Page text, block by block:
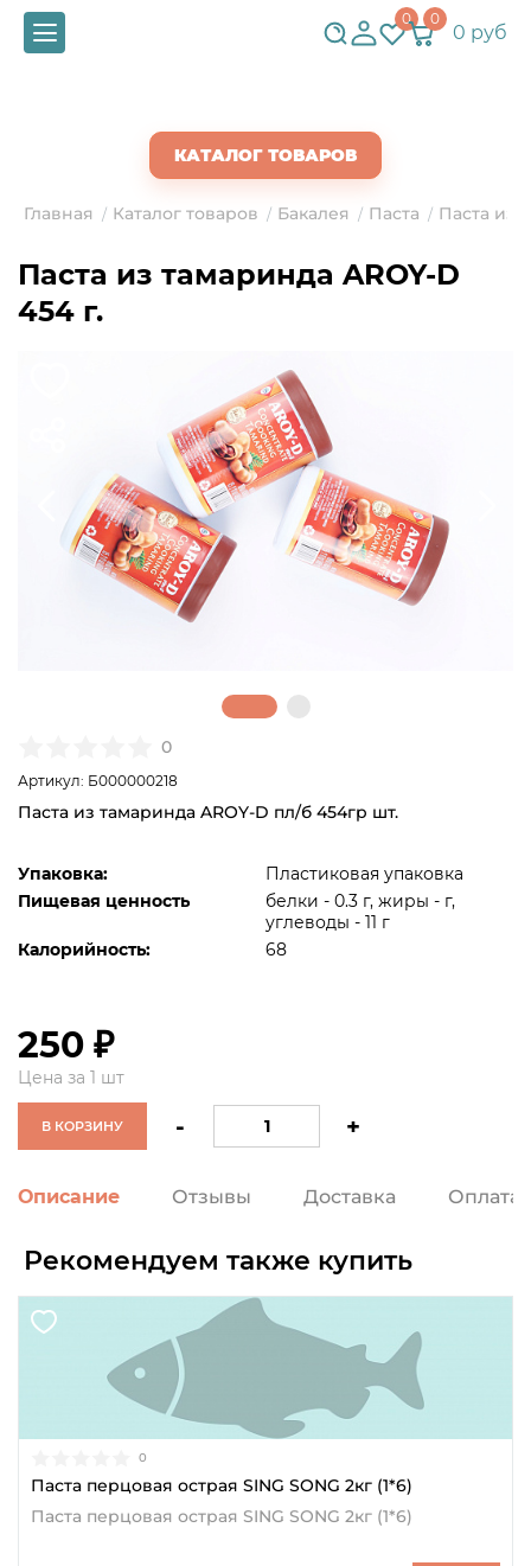
0 0
0 руб
КАТАЛОГ ТОВАРОВ
Главная / Каталог товаров / Бакалея / Паста / Паста из
Паста из тамаринда AROY-D
454 г.
0
Артикул: Б000000218
Паста из тамаринда AROY-D пл/б 454гр шт.
Упаковка:
Пластиковая упаковка
Пищевая ценность
белки - 0.3 г, жиры - г,
углеводы - 11 г
Калорийность:
68
250 ₽
Цена за 1 шт
В КОРЗИНУ - +
Описание Отзывы Доставка Оплата
Рекомендуем также купить
0
Паста перцовая острая SING SONG 2кг (1*6)
Паста перцовая острая SING SONG 2кг (1*6)